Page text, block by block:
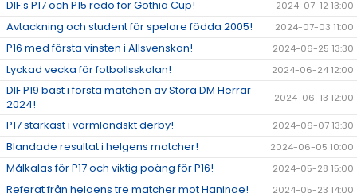
DIF:s P17 och P15 redo för Gothia Cup! 2024-07-12 13:00
Avtackning och student för spelare födda 2005! 2024-07-03 11:00
P16 med första vinsten i Allsvenskan! 2024-06-25 13:30
Lyckad vecka för fotbollsskolan! 2024-06-24 12:00
DIF P19 bäst i första matchen av Stora DM Herrar
2024!
2024-06-13 12:00
P17 starkast i värmländskt derby! 2024-06-07 13:30
Blandade resultat i helgens matcher! 2024-06-05 10:00
Målkalas för P17 och viktig poäng för P16! 2024-05-28 15:00
Referat från helgens tre matcher mot Haninge! 2024-05-23 14:00